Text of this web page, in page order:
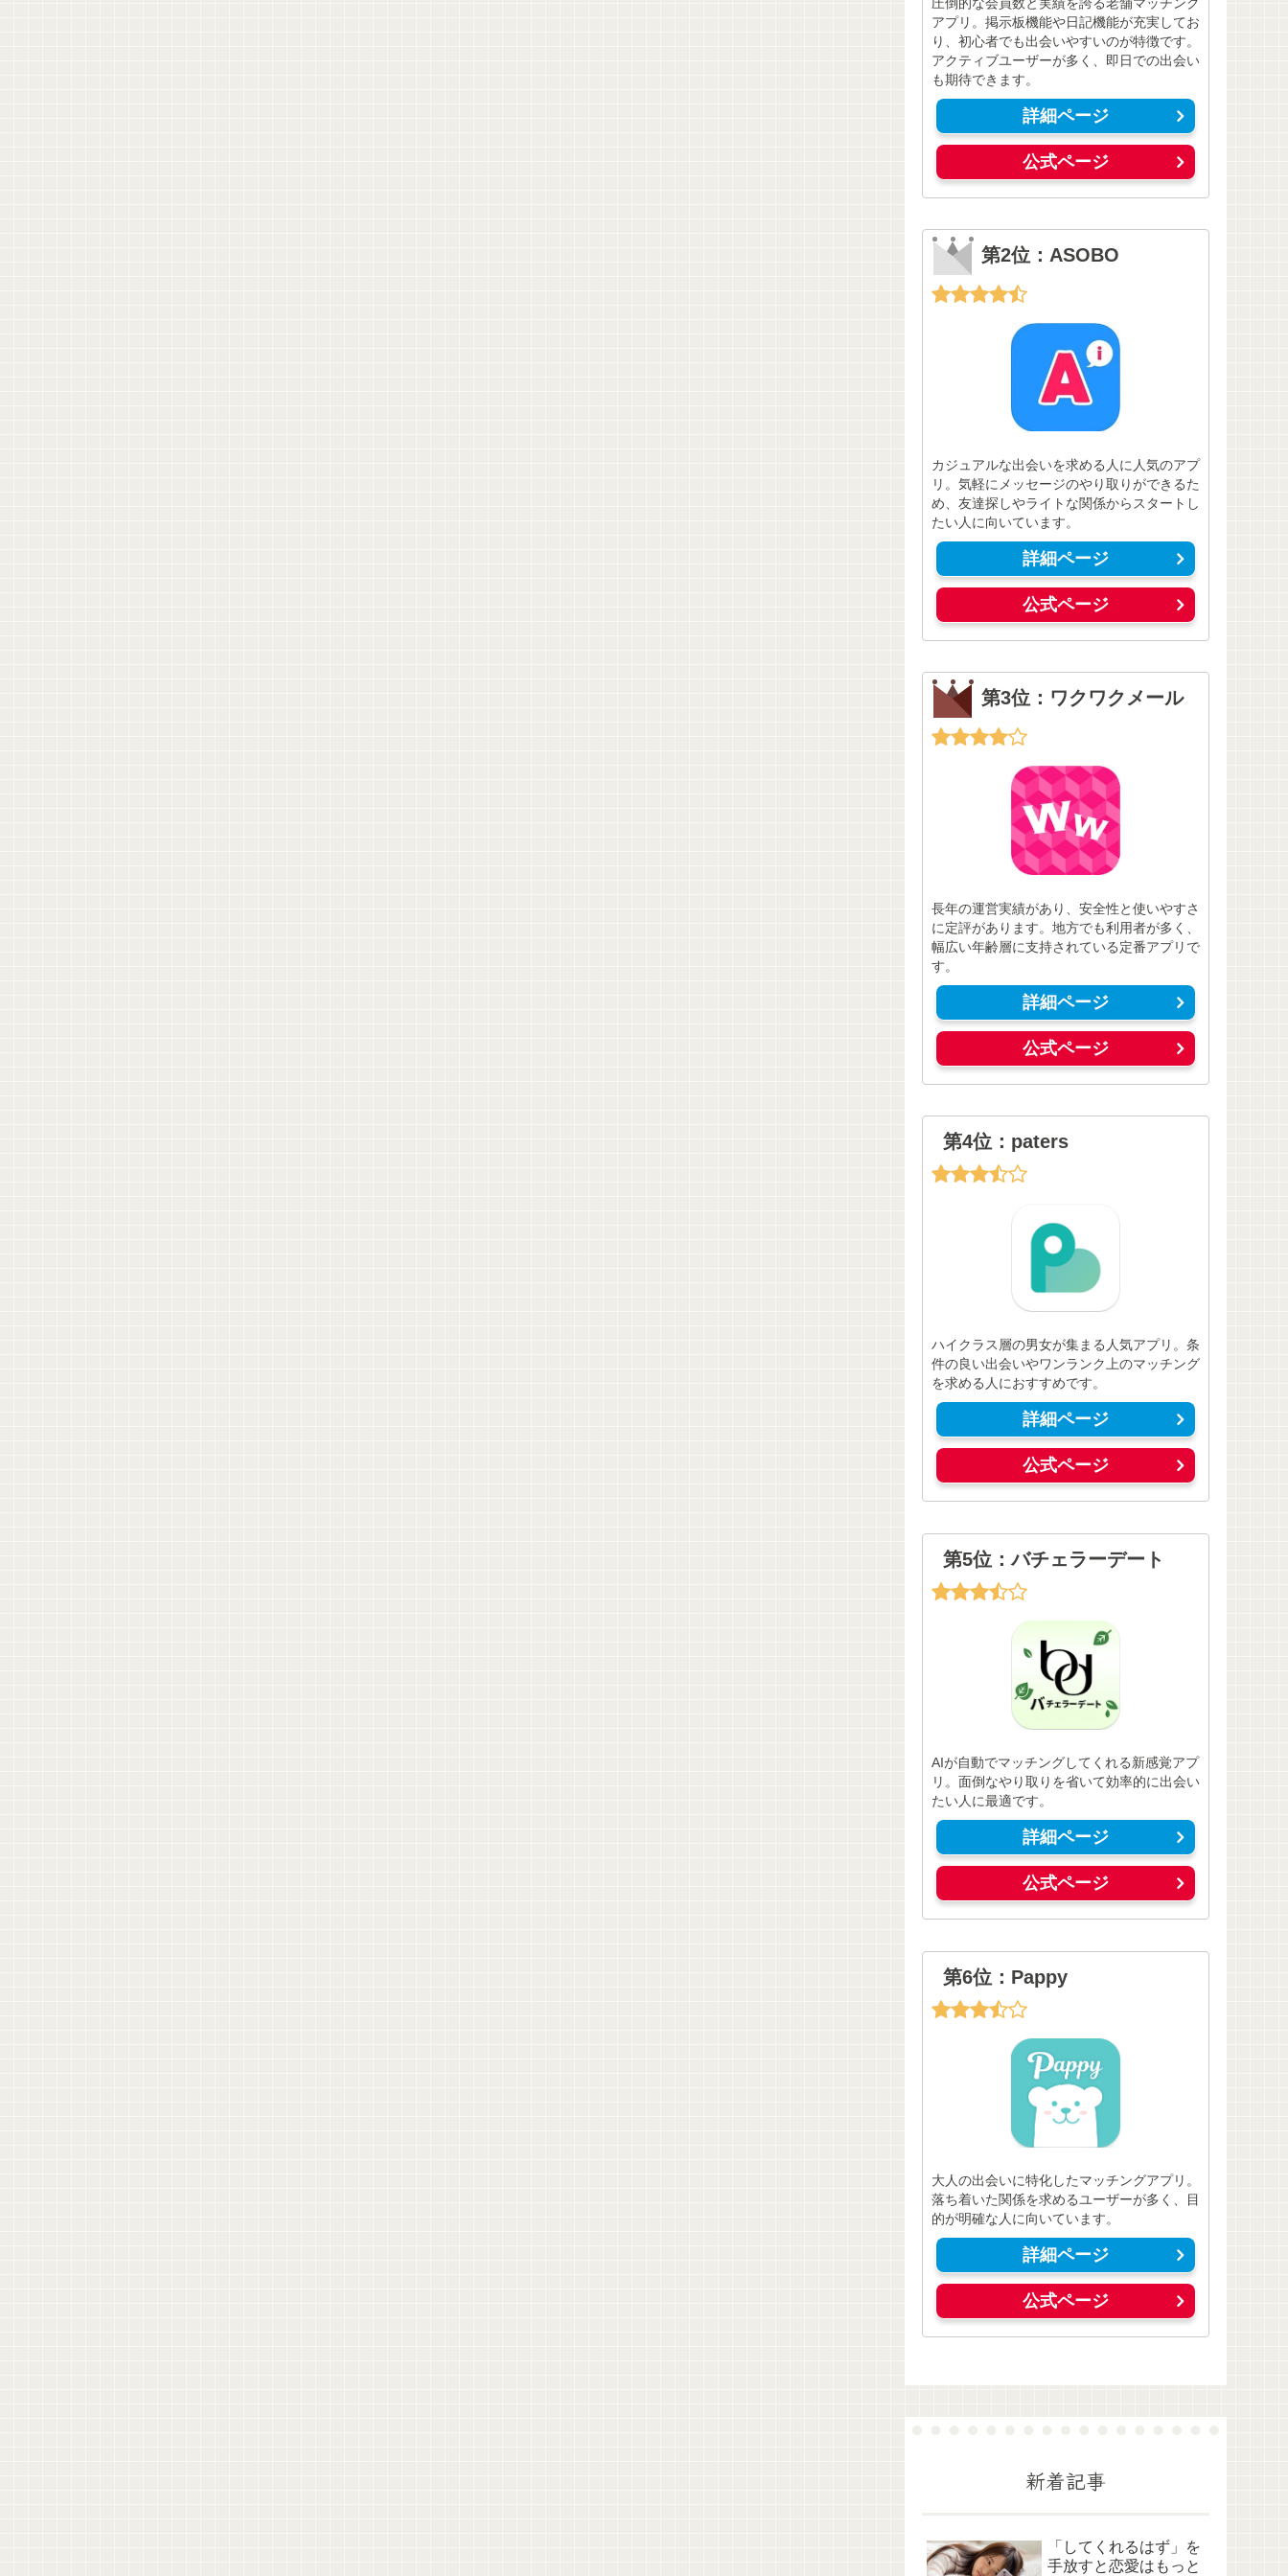
アプリ。掲示板機能や日記機能が充実してお
り、初心者でも出会いやすいのが特徴です。
アクティブユーザーが多く、即日での出会い
も期待できます。
詳細ページ
公式ページ
第2位：ASOBO
カジュアルな出会いを求める人に人気のアプ
リ。気軽にメッセージのやり取りができるた
め、友達探しやライトな関係からスタートし
たい人に向いています。
詳細ページ
公式ページ
第3位：ワクワクメール
長年の運営実績があり、安全性と使いやすさ
に定評があります。地方でも利用者が多く、
幅広い年齢層に支持されている定番アプリで
す。
詳細ページ
公式ページ
第4位：paters
ハイクラス層の男女が集まる人気アプリ。条
件の良い出会いやワンランク上のマッチング
を求める人におすすめです。
詳細ページ
公式ページ
第5位：バチェラーデート
AIが自動でマッチングしてくれる新感覚アプ
リ。面倒なやり取りを省いて効率的に出会い
たい人に最適です。
詳細ページ
公式ページ
第6位：Pappy
大人の出会いに特化したマッチングアプリ。
落ち着いた関係を求めるユーザーが多く、目
的が明確な人に向いています。
詳細ページ
公式ページ
新着記事
「してくれるはず」を
手放すと恋愛はもっと